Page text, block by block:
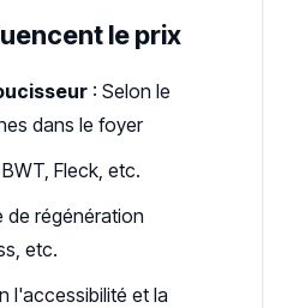
le prix
: Selon le
dans le foyer
Fleck, etc.
de régénération
etc.
l'accessibilité et la